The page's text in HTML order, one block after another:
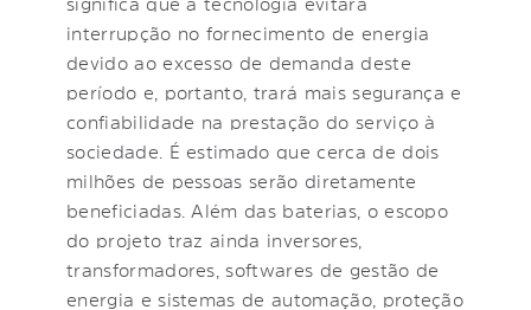
interrupção no fornecimento de energia
devido ao excesso de demanda deste
período e, portanto, trará mais segurança e
confiabilidade na prestação do serviço à
sociedade. É estimado que cerca de dois
milhões de pessoas serão diretamente
beneficiadas. Além das baterias, o escopo
do projeto traz ainda inversores,
transformadores, softwares de gestão de
energia e sistemas de automação, proteção